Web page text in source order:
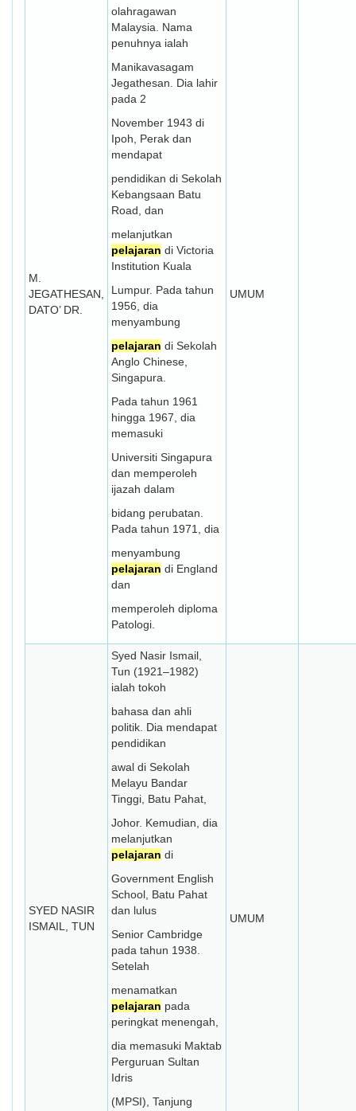
M.
JEGATHESAN,
DATO’ DR.
olahragawan
Malaysia. Nama
penuhnya ialah
Manikavasagam
Jegathesan. Dia lahir
pada 2
November 1943 di
Ipoh, Perak dan
mendapat
pendidikan di Sekolah
Kebangsaan Batu
Road, dan
melanjutkan
pelajaran di Victoria
Institution Kuala
Lumpur. Pada tahun
1956, dia
menyambung
pelajaran di Sekolah
Anglo Chinese,
Singapura.
Pada tahun 1961
hingga 1967, dia
memasuki
Universiti Singapura
dan memperoleh
ijazah dalam
bidang perubatan.
Pada tahun 1971, dia
menyambung
pelajaran di England
dan
memperoleh diploma
Patologi.
UMUM
SYED NASIR
ISMAIL, TUN
Syed Nasir Ismail,
Tun (1921–1982)
ialah tokoh
bahasa dan ahli
politik. Dia mendapat
pendidikan
awal di Sekolah
Melayu Bandar
Tinggi, Batu Pahat,
Johor. Kemudian, dia
melanjutkan
pelajaran di
Government English
School, Batu Pahat
dan lulus
Senior Cambridge
pada tahun 1938.
Setelah
menamatkan
pelajaran pada
peringkat menengah,
dia memasuki Maktab
Perguruan Sultan
Idris
(MPSI), Tanjung
UMUM